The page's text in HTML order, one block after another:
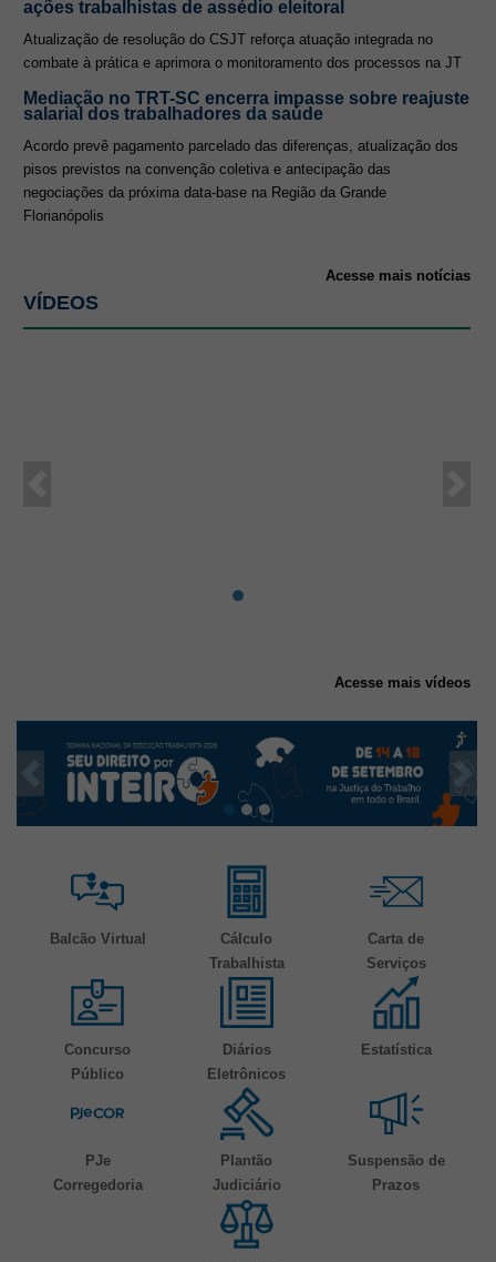
ações trabalhistas de assédio eleitoral
Atualização de resolução do CSJT reforça atuação integrada no
combate à prática e aprimora o monitoramento dos processos na JT
Mediação no TRT-SC encerra impasse sobre reajuste
salarial dos trabalhadores da saúde
Acordo prevê pagamento parcelado das diferenças, atualização dos
pisos previstos na convenção coletiva e antecipação das
negociações da próxima data-base na Região da Grande
Florianópolis
Acesse mais notícias
VÍDEOS
Acesse mais vídeos
Anterior
Ferramentas e Serviços
Balcão Virtual
Cálculo
Trabalhista
Carta de
Serviços
Concurso
Público
Diários
Eletrônicos
Estatística
PJe
Corregedoria
Plantão
Judiciário
Suspensão de
Prazos